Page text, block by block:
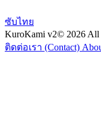
ซับไทย
KuroKami v2© 2026 All
ติดต่อเรา (Contact)